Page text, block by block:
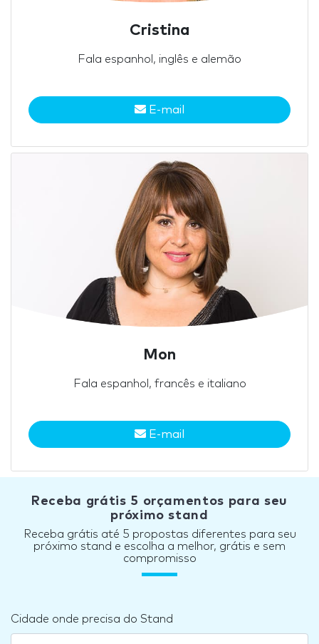
Cristina
Fala espanhol, inglês e alemão
E-mail
Mon
Fala espanhol, francês e italiano
E-mail
Receba grátis 5 orçamentos para seu
próximo stand
Receba grátis até 5 propostas diferentes para seu
próximo stand e escolha a melhor, grátis e sem
compromisso
Cidade onde precisa do Stand